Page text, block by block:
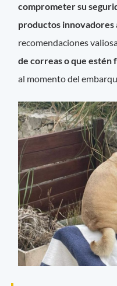
comprometer su
productos innovadores
recomendaciones
de correas o que estén
al momento del